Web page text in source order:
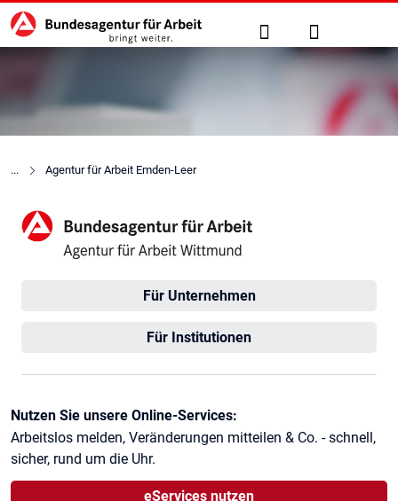
zu den Hauptinhalten springen
Hauptnavigation Suche Anmelden
Agentur für Arbeit Emden-Leer
Agentur für Arbeit Wittmund
Für Unternehmen
Für Institutionen
Kontaktinformationen
Nutzen Sie unsere Online-Services:
Arbeitslos melden, Veränderungen mitteilen & Co. - schnell,
sicher, rund um die Uhr.
eServices nutzen